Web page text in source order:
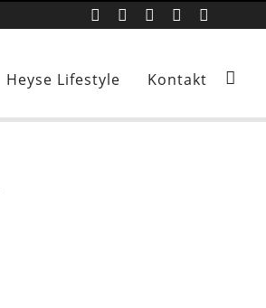
Heyse Lifestyle Kontakt